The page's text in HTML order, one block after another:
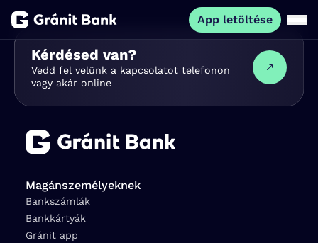
App letöltése
Magánszemélyeknek
Vállalkozásoknak
Fiataloknak
Befektetőknek
Kapcsolat
Kérdésed van?
Vedd fel velünk a kapcsolatot telefonon
vagy akár online
Magánszemélyeknek
Bankszámlák
Bankkártyák
Gránit app